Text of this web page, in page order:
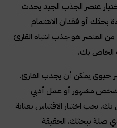
عنصر الجذب الجيد يحدث
بحثك أو فقدان الاهتمام
العنصر هو جذب انتباه القارئ
الخاص بك.
حيوى يمكن أن يجذب القارئ.
شخص مشهور أو عمل أدبي
يجب اختيار الاقتباس بعناية
صلة ببحثك. الحقيقة